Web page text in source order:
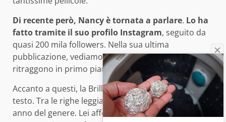
Di recente però, Nancy è tornata a parlare. Lo ha
fatto tramite il suo profilo Instagram, seguito da
quasi 200 mila followers. Nella sua ultima
pubblicazione, vediamo alcuni suoi scatti che la
ritraggono in primo piano.
Accanto a questi, la Brilli ha inserito un messaggio di
testo. Tra le righe leggiamo quanto sia stato duro un
anno del genere. Lei afferma:“Sono stata senza